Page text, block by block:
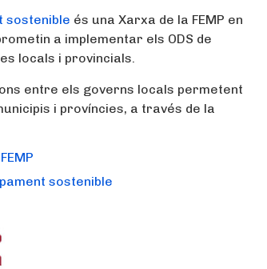
sostenible és una Xarxa de la FEMP en
a implementar els ODS de
locals i provincials.
entre els governs locals permetent
i províncies, a través de la
sostenible